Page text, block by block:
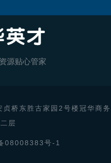
源贴心管家
桥东胜古家园2号楼冠华商务
层
08008383号-1